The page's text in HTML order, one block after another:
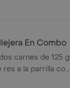
mozzarella,
cascos) + bebida
En Combo
carnes de 125 g
res a la parrilla con
queso mozzarella,